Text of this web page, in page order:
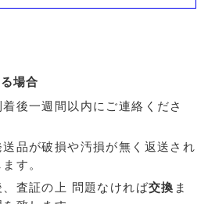
場合
後一週間以内にご連絡くださ
品が破損や汚損が無く返送され
す。
査証の上 問題なければ交換 ま